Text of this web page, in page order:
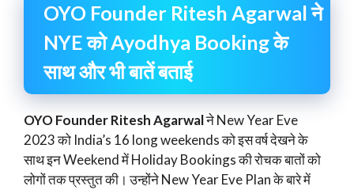
OYO Founder Ritesh Agarwal ने
NYE को Ayodhya Booking के
साथ और भी बातें बताई
OYO Founder Ritesh Agarwalने New Year Eve
2023 को India’s 16 long weekends को इस वर्ष देखने के
साथ इन Weekend में Holiday Bookings की रोचक बातों को
लोगों तक प्रस्तुत की। उन्होंने New Year Eve Plan के बारे में